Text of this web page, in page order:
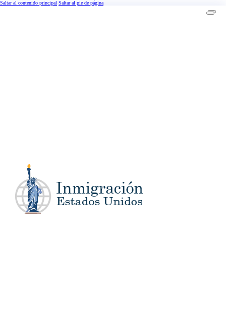
Saltar al contenido principal Saltar al pie de página